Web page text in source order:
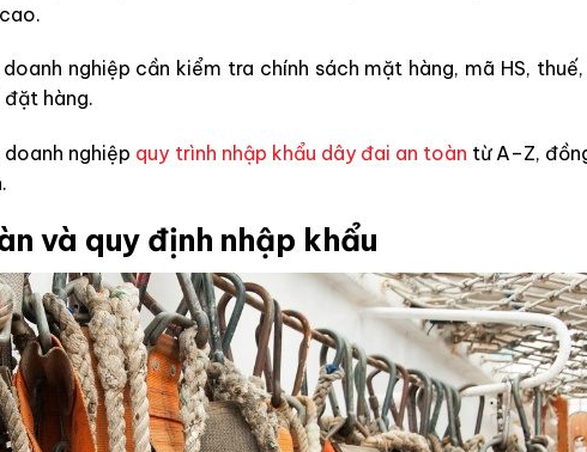
nghiệp cần kiểm tra chính sách mặt hàng, mã HS,
hàng.
doanh nghiệp quy trình nhập khẩu dây đai an toàn từ A–Z,
và quy định nhập khẩu